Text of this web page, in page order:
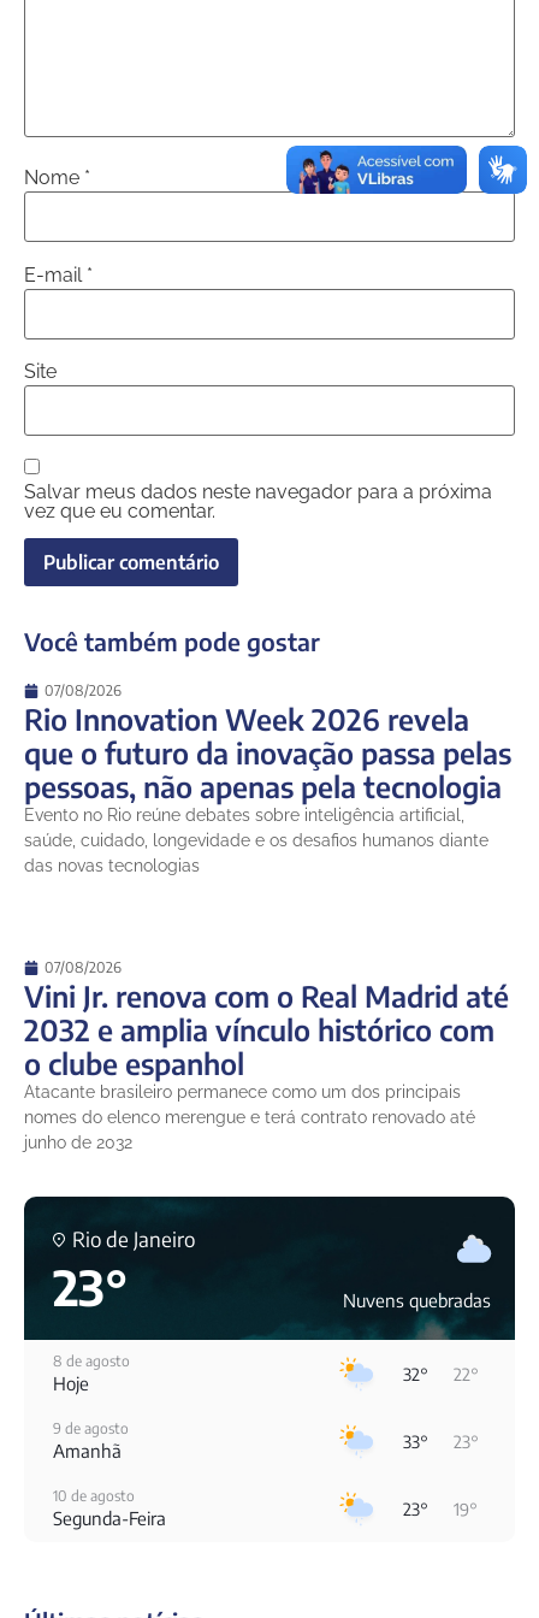
Nome *
E-mail *
Site
Salvar meus dados neste navegador para a próxima
vez que eu comentar.
Você também pode gostar
07/08/2026
Rio Innovation Week 2026 revela
que o futuro da inovação passa pelas
pessoas, não apenas pela tecnologia
Evento no Rio reúne debates sobre inteligência artificial,
saúde, cuidado, longevidade e os desafios humanos diante
das novas tecnologias
07/08/2026
Vini Jr. renova com o Real Madrid até
2032 e amplia vínculo histórico com
o clube espanhol
Atacante brasileiro permanece como um dos principais
nomes do elenco merengue e terá contrato renovado até
junho de 2032
Rio de Janeiro
23° Nuvens quebradas
8 de agosto
Hoje 32° 22°
9 de agosto
Amanhã 33° 23°
10 de agosto
Segunda-Feira 23° 19°